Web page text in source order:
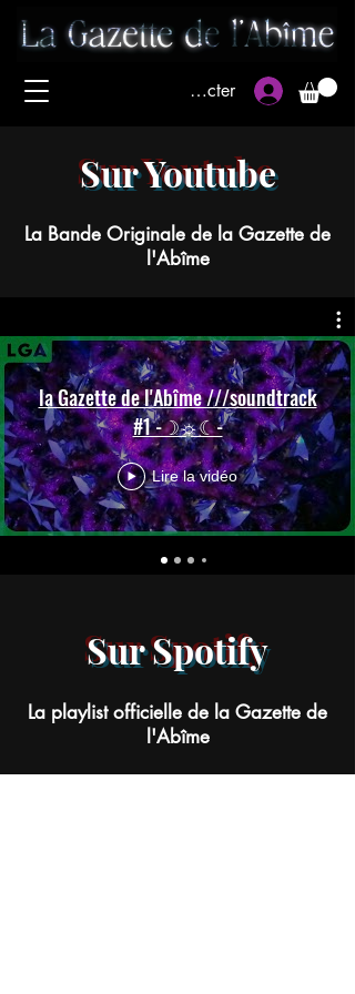
Se connecter
Sur Youtube
La Bande Originale de la Gazette de
l'Abîme
la Gazette de l'Abîme ///soundtrack
#1 -☽☼☾-
Lire la vidéo
Sur Spotify
La playlist officielle de la Gazette de
l'Abîme